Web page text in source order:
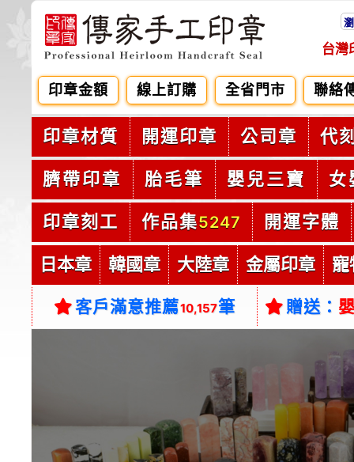
台灣
印章金額 線上訂購 全省門市 聯絡
印章材質 開運印章 公司章 代
臍帶印章 胎毛筆 嬰兒三寶 女
印章刻工 作品集5247 開運字體
日本章 韓國章 大陸章 金屬印章 寵
客戶滿意推薦10,157筆 贈送：